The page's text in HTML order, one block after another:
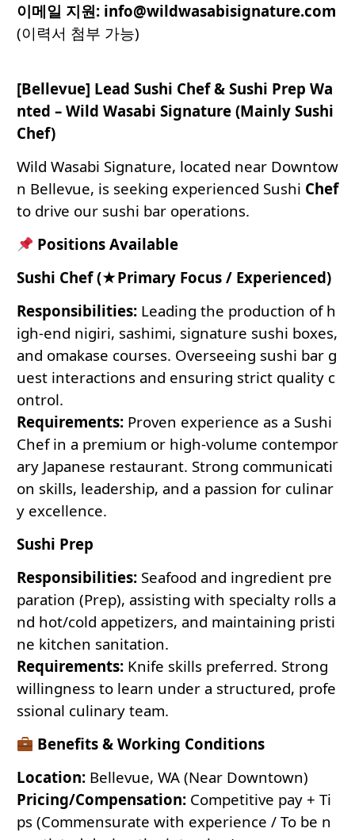
이메일 지원: info@wildwasabisignature.com
(이력서 첨부 가능)
[Bellevue] Lead Sushi Chef & Sushi Prep Wa
nted – Wild Wasabi Signature (Mainly Sushi
Chef)
Wild Wasabi Signature, located near Downtow
n Bellevue, is seeking experienced Sushi Chef
to drive our sushi bar operations.
Positions Available
Sushi Chef (★Primary Focus / Experienced)
Responsibilities: Leading the production of h
igh-end nigiri, sashimi, signature sushi boxes,
and omakase courses. Overseeing sushi bar g
uest interactions and ensuring strict quality c
ontrol.
Requirements: Proven experience as a Sushi
Chef in a premium or high-volume contempor
ary Japanese restaurant. Strong communicati
on skills, leadership, and a passion for culinar
y excellence.
Sushi Prep
Responsibilities: Seafood and ingredient pre
paration (Prep), assisting with specialty rolls a
nd hot/cold appetizers, and maintaining pristi
ne kitchen sanitation.
Requirements: Knife skills preferred. Strong
willingness to learn under a structured, profe
ssional culinary team.
Benefits & Working Conditions
Location: Bellevue, WA (Near Downtown)
Pricing/Compensation: Competitive pay + Ti
ps (Commensurate with experience / To be n